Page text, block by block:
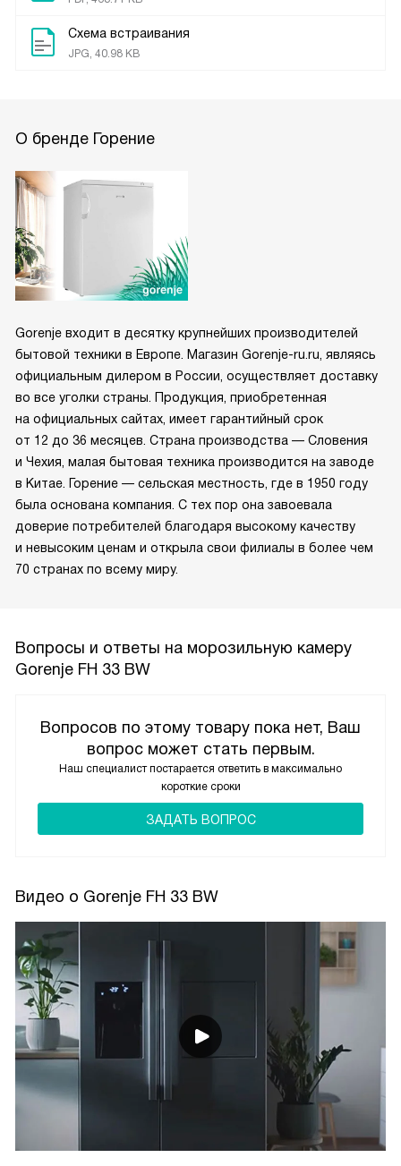
Схема встраивания
JPG, 40.98 KB
О бренде Горение
Gorenje входит в десятку крупнейших производителей
бытовой техники в Европе. Магазин Gorenje-ru.ru, являясь
официальным дилером в России, осуществляет доставку
во все уголки страны. Продукция, приобретенная
на официальных сайтах, имеет гарантийный срок
от 12 до 36 месяцев. Страна производства — Словения
и Чехия, малая бытовая техника производится на заводе
в Китае. Горение — сельская местность, где в 1950 году
была основана компания. С тех пор она завоевала
доверие потребителей благодаря высокому качеству
и невысоким ценам и открыла свои филиалы в более чем
70 странах по всему миру.
Вопросы и ответы на морозильную камеру
Gorenje FH 33 BW
Вопросов по этому товару пока нет, Ваш
вопрос может стать первым.
Наш специалист постарается ответить в максимально
короткие сроки
ЗАДАТЬ ВОПРОС
Видео о Gorenje FH 33 BW